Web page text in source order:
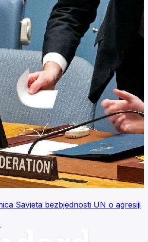
Savjeta bezbjednosti UN o agresiji